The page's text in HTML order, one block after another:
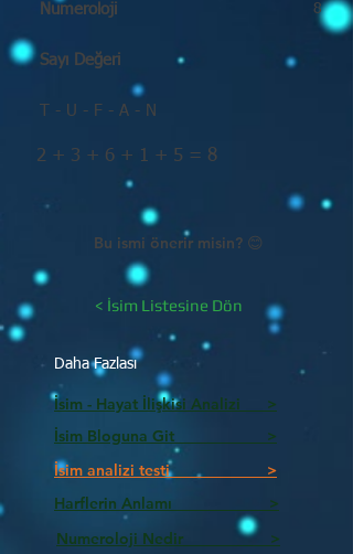
Numeroloji
Sayı Değeri
8
T - U - F - A - N
2 + 3 + 6 + 1 + 5 = 8
Bu ismi önerir misin? 😊
< İsim Listesine Dön
Daha Fazlası
İsim - Hayat İlişkisi Analizi >
İsim Bloguna Git >
İsim analizi testi >
Harflerin Anlamı >
Numeroloji Nedir_________ >